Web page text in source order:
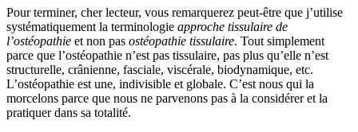
Pour terminer, cher lecteur, vous remarquerez peut-être que j’utilise
systématiquement la terminologie approche tissulaire de
l’ostéopathie et non pas ostéopathie tissulaire. Tout simplement
parce que l’ostéopathie n’est pas tissulaire, pas plus qu’elle n’est
structurelle, crânienne, fasciale, viscérale, biodynamique, etc.
L’ostéopathie est une, indivisible et globale. C’est nous qui la
morcelons parce que nous ne parvenons pas à la considérer et la
pratiquer dans sa totalité.